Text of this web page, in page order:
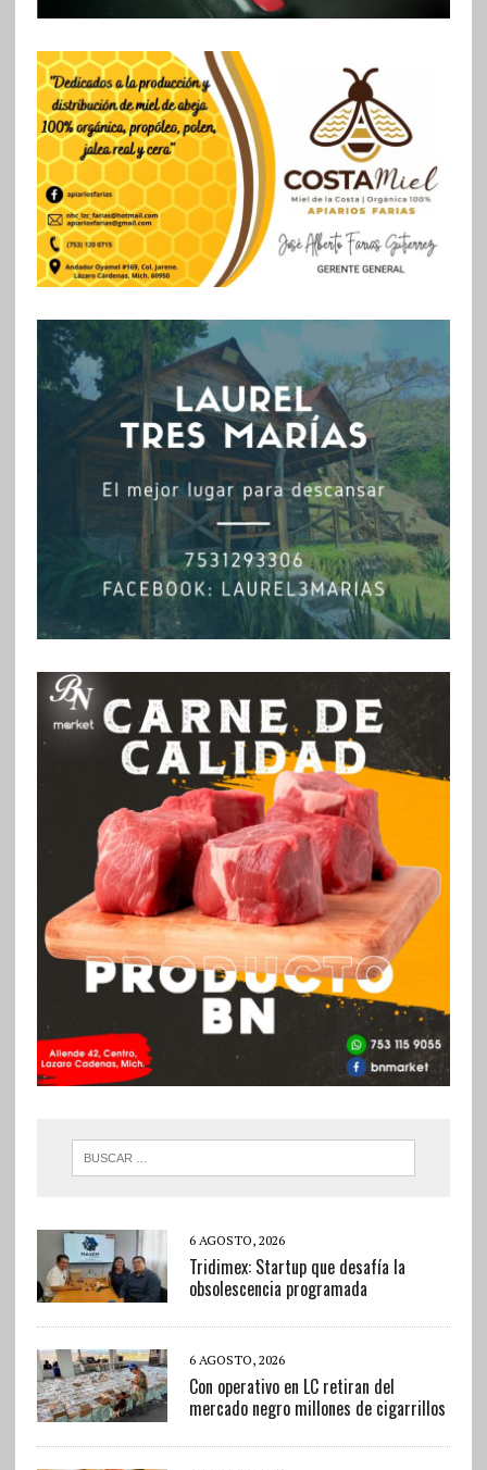
6 AGOSTO, 2026
Tridimex: Startup que desafía la
obsolescencia programada
6 AGOSTO, 2026
Con operativo en LC retiran del
mercado negro millones de cigarrillos